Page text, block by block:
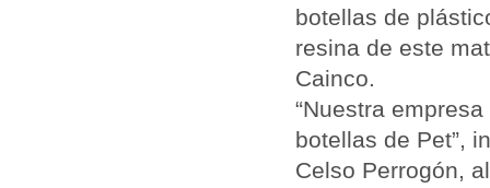
botellas de
resina de este
Cainco.
“Nuestra
botellas de Pet”,
Celso Perrogón,